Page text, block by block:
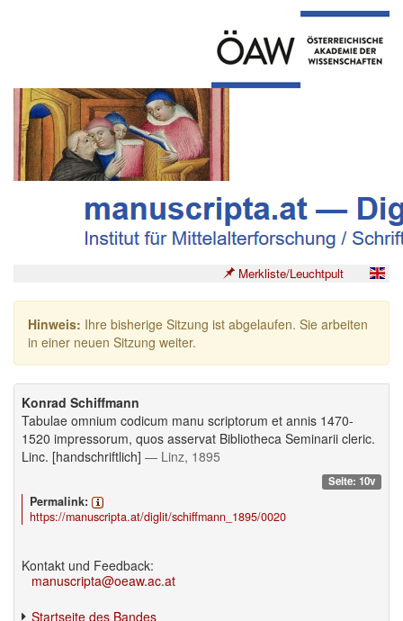
Merkliste/Leuchtpult
Hinweis: Ihre bisherige Sitzung ist abgelaufen. Sie arbeiten
in einer neuen Sitzung weiter.
Konrad Schiffmann
Tabulae omnium codicum manu scriptorum et annis 1470-
1520 impressorum, quos asservat Bibliotheca Seminarii cleric.
Linc. [handschriftlich] — Linz, 1895
Seite: 10v
Permalink:
https://manuscripta.at/diglit/schiffmann_1895/0020
Kontakt und Feedback:
manuscripta@oeaw.ac.at
Startseite des Bandes